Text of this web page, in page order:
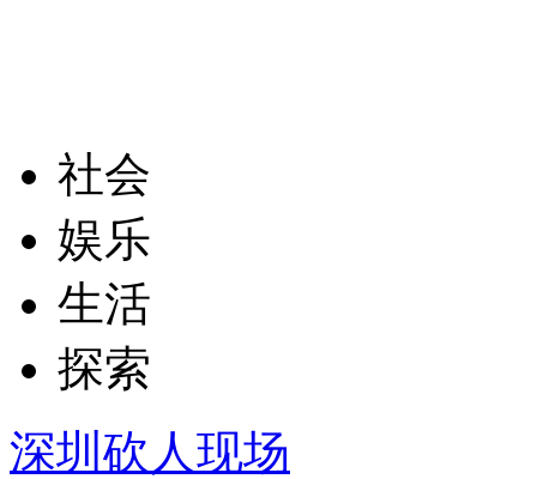
社会
娱乐
生活
探索
深圳砍人现场